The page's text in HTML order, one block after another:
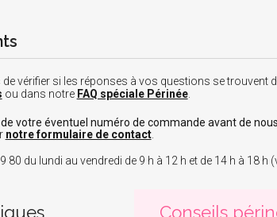
de vérifier si les réponses à vos questions se trouvent
ou dans notre FAQ spéciale Périnée.
votre éventuel numéro de commande avant de
notre formulaire de contact.
80 du lundi au vendredi de 9 h à 12 h et de 14 h à 18 h
Conseils